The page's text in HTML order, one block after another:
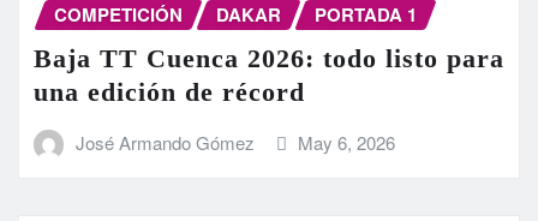
COMPETICIÓN DAKAR PORTADA 1
Baja TT Cuenca 2026: todo listo para
una edición de récord
José Armando Gómez May 6, 2026